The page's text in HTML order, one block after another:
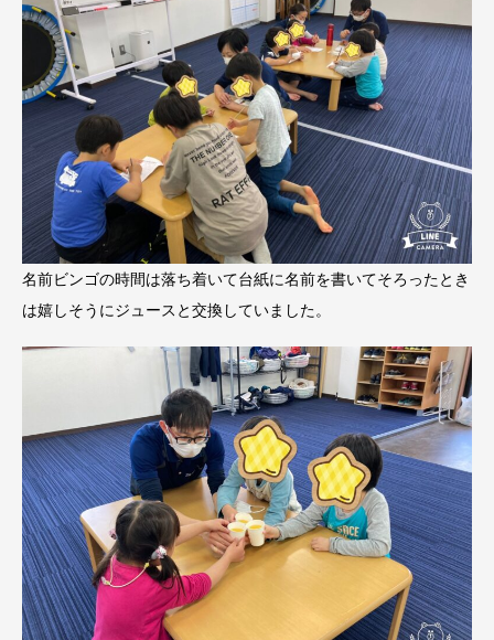
名前ビンゴの時間は落ち着いて台紙に名前を書いてそろったとき
は嬉しそうにジュースと交換していました。